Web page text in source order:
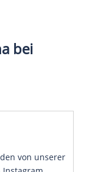
bei
von unserer